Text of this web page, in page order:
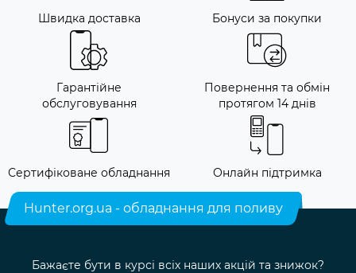
Швидка доставка Бонуси за покупки
Гарантійне
обслуговування
Повернення та обмін
протягом 14 днів
Сертифіковане обладнання Онлайн підтримка
Hunter.org.ua - обладнання для поливу
Бажаєте бути в курсі всіх наших акцій та знижок?